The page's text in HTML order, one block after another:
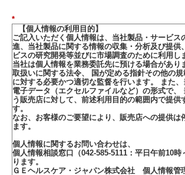
*
【個人情報の利用目的】
ご記入いただく個人情報は、当社製品・サービス
進、当社製品に関する情報の収集・分析及び提供
ビスの研究開発等並びに市場調査のために利用し
当社は個人情報を業務委託先に預ける場合があり
取扱いに関する法令、 国が定める指針その他の
に対する必要かつ適切な監督を行います。 また、
電子データ（エクセルファイルなど）の形式で、
う販売店に対して、前述利用目的の範囲内で提供
す。
なお、お客様のご要望により、販売店への提供は
ます。
個人情報に関するお問い合わせは、
個人情報相談窓口（042-585-5111：平日午前10時
ります。
ＧＥヘルスケア・ジャパン株式会社 個人情報管